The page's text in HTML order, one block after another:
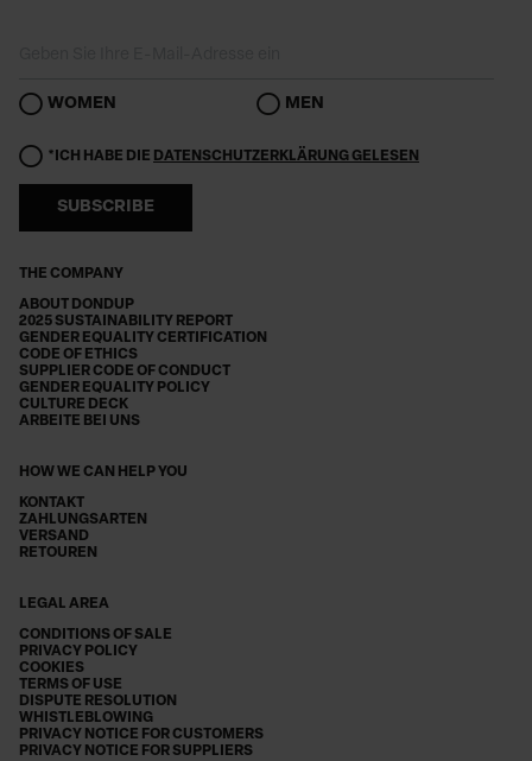
THE COMPANY
ABOUT DONDUP
2025 SUSTAINABILITY REPORT
GENDER EQUALITY CERTIFICATION
CODE OF ETHICS
SUPPLIER CODE OF CONDUCT
GENDER EQUALITY POLICY
CULTURE DECK
ARBEITE BEI UNS
HOW WE CAN HELP YOU
KONTAKT
ZAHLUNGSARTEN
VERSAND
RETOUREN
LEGAL AREA
CONDITIONS OF SALE
PRIVACY POLICY
COOKIES
TERMS OF USE
DISPUTE RESOLUTION
WHISTLEBLOWING
PRIVACY NOTICE FOR CUSTOMERS
PRIVACY NOTICE FOR SUPPLIERS
WOMEN MEN
*ICH HABE DIE DATENSCHUTZERKLÄRUNG GELESEN
SUBSCRIBE